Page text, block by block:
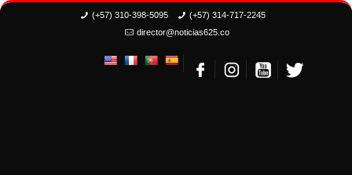
(+57) 310-398-5095
(+57) 314-717-2245
director@noticias625.co